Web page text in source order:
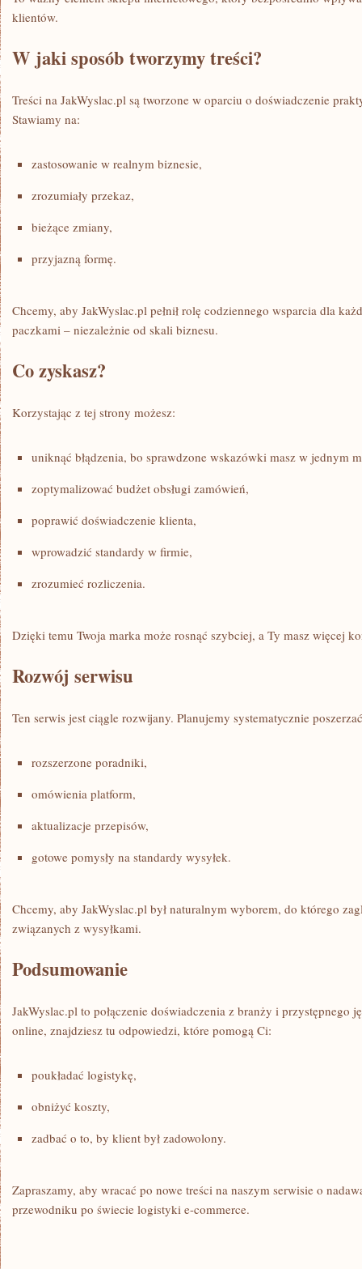
klientów.
W jaki sposób tworzymy treści?
Treści na JakWyslac.pl są tworzone w oparciu o doświadczenie
Stawiamy na:
zastosowanie w realnym biznesie,
zrozumiały przekaz,
bieżące zmiany,
przyjazną formę.
Chcemy, aby JakWyslac.pl pełnił rolę codziennego wsparcia dla
paczkami – niezależnie od skali biznesu.
Co zyskasz?
Korzystając z tej strony możesz:
uniknąć błądzenia, bo sprawdzone wskazówki masz w jednym
zoptymalizować budżet obsługi zamówień,
poprawić doświadczenie klienta,
wprowadzić standardy w firmie,
zrozumieć rozliczenia.
Dzięki temu Twoja marka może rosnąć szybciej, a Ty masz więcej
Rozwój serwisu
Ten serwis jest ciągle rozwijany. Planujemy systematycznie
rozszerzone poradniki,
omówienia platform,
aktualizacje przepisów,
gotowe pomysły na standardy wysyłek.
Chcemy, aby JakWyslac.pl był naturalnym wyborem, do którego
związanych z wysyłkami.
Podsumowanie
JakWyslac.pl to połączenie doświadczenia z branży i przystępnego
online, znajdziesz tu odpowiedzi, które pomogą Ci:
poukładać logistykę,
obniżyć koszty,
zadbać o to, by klient był zadowolony.
Zapraszamy, aby wracać po nowe treści na naszym serwisie o
przewodniku po świecie logistyki e-commerce.